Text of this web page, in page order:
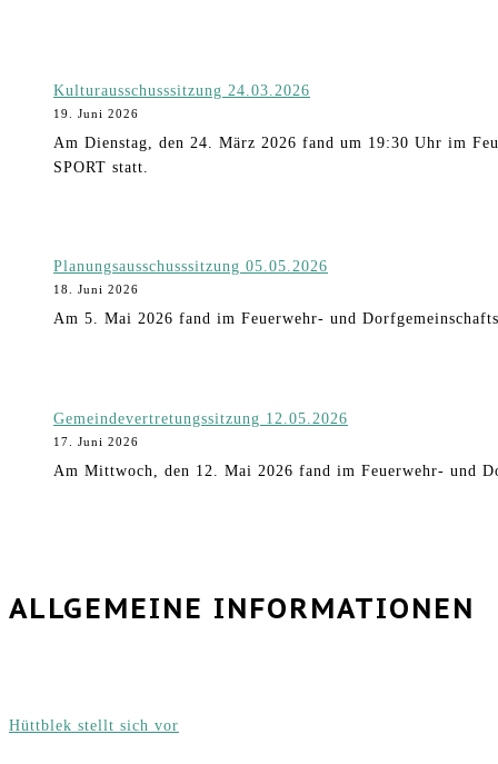
Kulturausschusssitzung 24.03.2026
19. Juni 2026
Am Dienstag, den 24. März 2026 fand um 19:30 Uhr im
SPORT statt.
Planungsausschusssitzung 05.05.2026
18. Juni 2026
Am 5. Mai 2026 fand im Feuerwehr- und
Gemeindevertretungssitzung 12.05.2026
17. Juni 2026
Am Mittwoch, den 12. Mai 2026 fand im Feuerwehr- und
ALLGEMEINE INFORMATIONEN
Hüttblek stellt sich vor